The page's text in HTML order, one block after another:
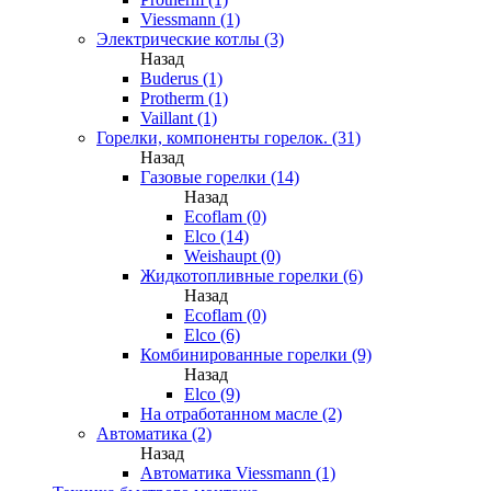
Viessmann (1)
Электрические котлы (3)
Назад
Buderus (1)
Protherm (1)
Vaillant (1)
Горелки, компоненты горелок. (31)
Назад
Газовые горелки (14)
Назад
Ecoflam (0)
Elco (14)
Weishaupt (0)
Жидкотопливные горелки (6)
Назад
Ecoflam (0)
Elco (6)
Комбинированные горелки (9)
Назад
Elco (9)
На отработанном масле (2)
Автоматика (2)
Назад
Автоматика Viessmann (1)